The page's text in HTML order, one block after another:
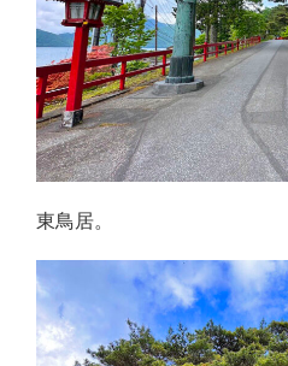
東鳥居。